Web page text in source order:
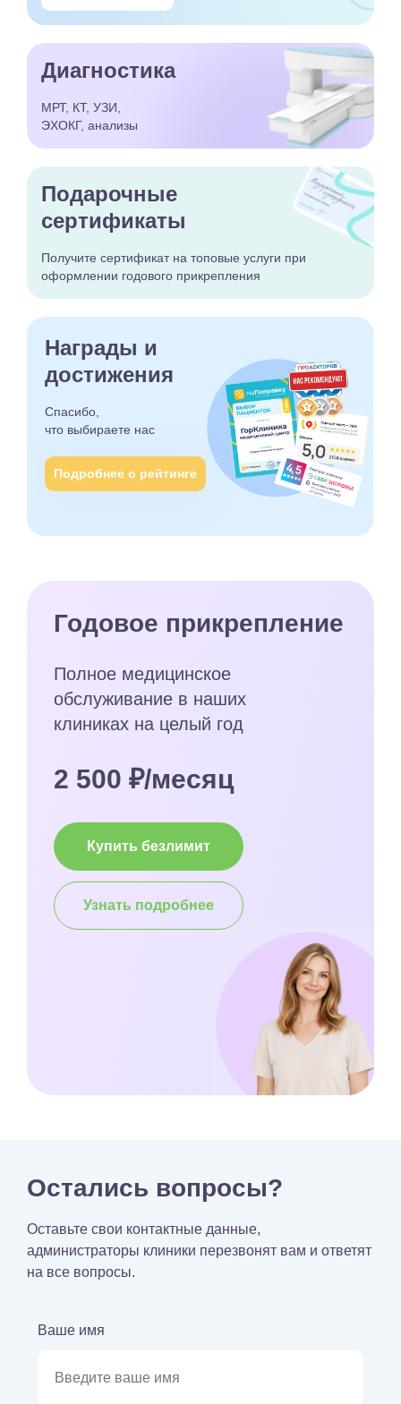
Диагностика
МРТ, КТ, УЗИ,
ЭХОКГ, анализы
Подарочные
сертификаты
Получите сертификатна топовые услуги при
оформлении годового прикрепления
Награды и
достижения
Спасибо,
что выбираете нас
Подробнее о рейтинге
Годовое прикрепление
Полное медицинское
обслуживание в наших
клиниках на целый год
2 500 ₽/месяц
Купить безлимит
Узнать подробнее
Остались вопросы?
Оставьте свои контактные данные,
администраторы клиники перезвонят вам и ответят
на все вопросы.
Ваше имя